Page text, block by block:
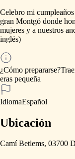
Celebro mi cumpleaños
gran Montgó donde
mujeres y a nuestros
inglés)
¿Cómo prepararse?
eras pequeña
IdiomaEspañol
Ubicación
Camí Betlems, 03700